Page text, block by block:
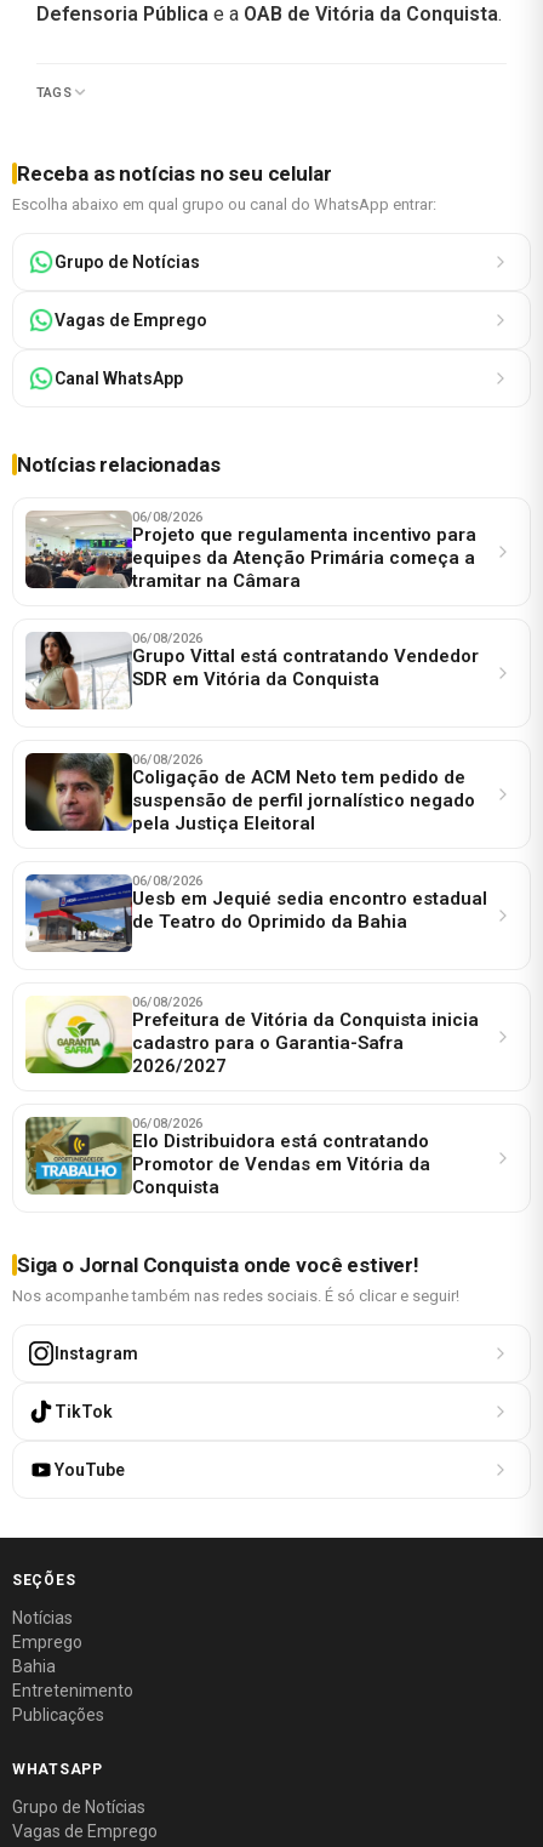
Defensoria Pública e a OAB de Vitória da Conquista.
TAGS
Receba as notícias no seu celular
Escolha abaixo em qual grupo ou canal do WhatsApp entrar:
Grupo de Notícias
Vagas de Emprego
Canal WhatsApp
Notícias relacionadas
06/08/2026
Projeto que regulamenta incentivo para
equipes da Atenção Primária começa a
tramitar na Câmara
06/08/2026
Grupo Vittal está contratando Vendedor
SDR em Vitória da Conquista
06/08/2026
Coligação de ACM Neto tem pedido de
suspensão de perfil jornalístico negado
pela Justiça Eleitoral
06/08/2026
Uesb em Jequié sedia encontro estadual
de Teatro do Oprimido da Bahia
06/08/2026
Prefeitura de Vitória da Conquista inicia
cadastro para o Garantia-Safra
2026/2027
06/08/2026
Elo Distribuidora está contratando
Promotor de Vendas em Vitória da
Conquista
Siga o Jornal Conquista onde você estiver!
Nos acompanhe também nas redes sociais. É só clicar e seguir!
Instagram
TikTok
YouTube
SEÇÕES
Notícias
Emprego
Bahia
Entretenimento
Publicações
WHATSAPP
Grupo de Notícias
Vagas de Emprego